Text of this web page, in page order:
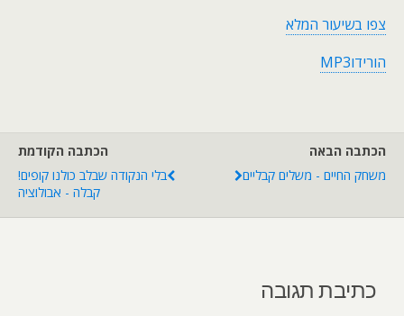
צפו בשיעור המלא
הורידוMP3
הכתבה הקודמת
בלי הנקודה שבלב כולנו קופים!
קבלה - אבולוציה
הכתבה הבאה
משחק החיים - משלים קבליים
כתיבת תגובה